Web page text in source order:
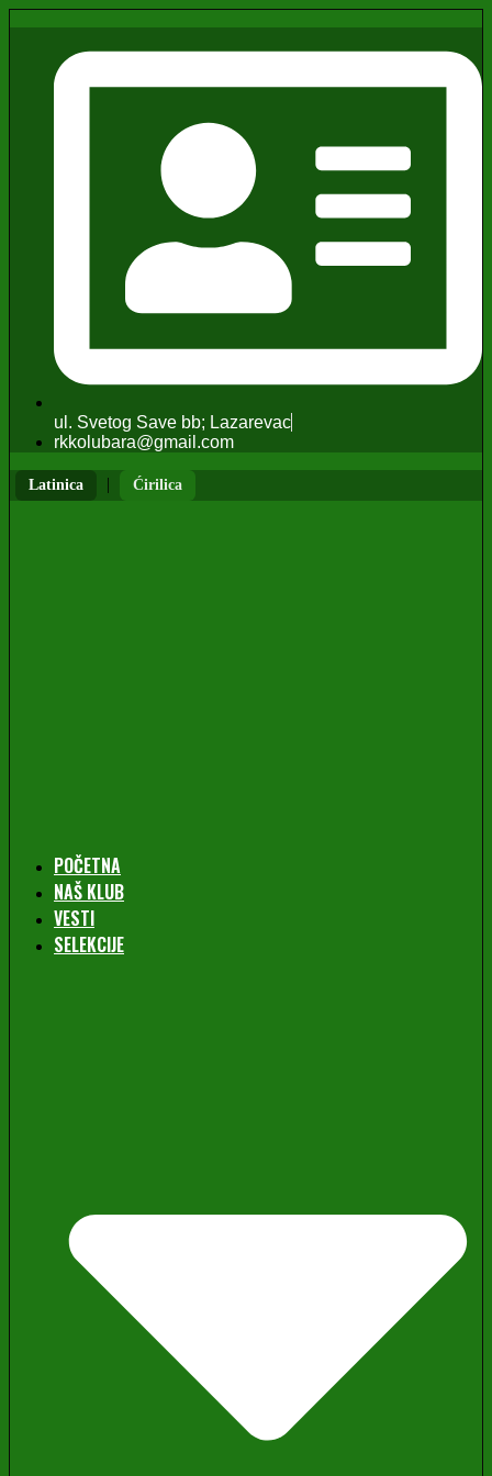
ul. Svetog Save bb; Lazarevac
rkkolubara@gmail.com
Latinica | Ćirilica
POČETNA
NAŠ KLUB
VESTI
SELEKCIJE